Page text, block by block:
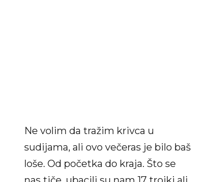
Ne volim da tražim krivca u
sudijama, ali ovo večeras je bilo baš
loše. Od početka do kraja. Što se